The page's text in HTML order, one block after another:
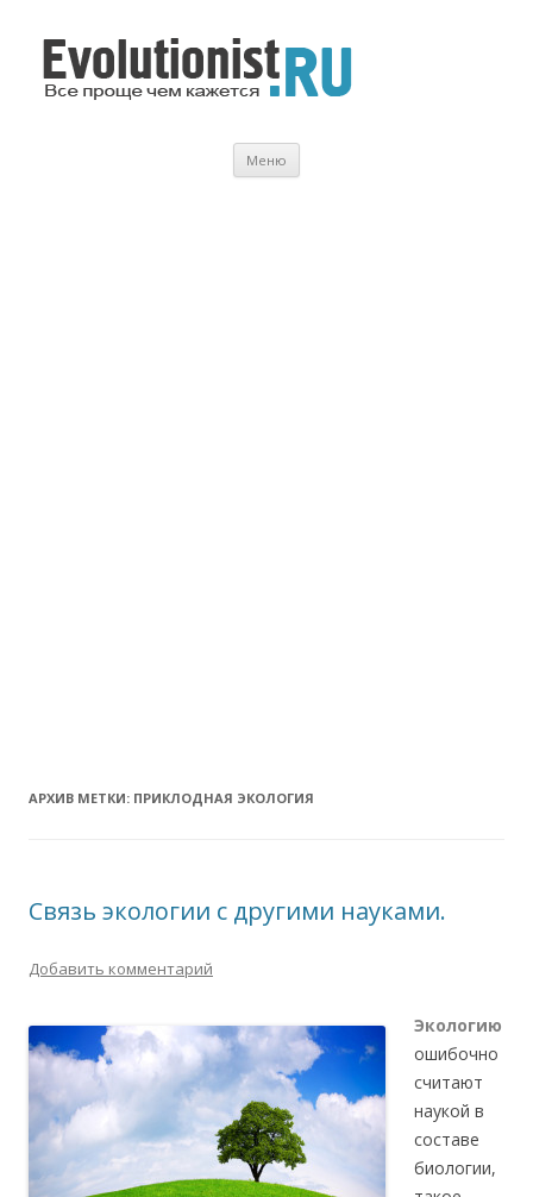
Evolutionist.ru
Все проще чем кажется…
Меню
АРХИВ МЕТКИ: ПРИКЛОДНАЯ ЭКОЛОГИЯ
Связь экологии с другими науками.
Добавить комментарий
Экологию
ошибочно
считают
наукой в
составе
биологии,